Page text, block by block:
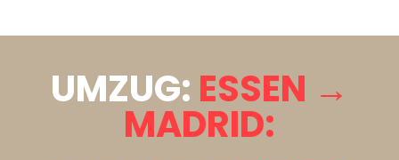
UMZUG: ESSEN →
MADRID: